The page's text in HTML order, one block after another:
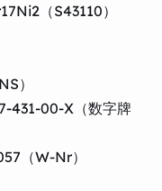
（S43110）
）
431-00-X（数字牌
（W-Nr）